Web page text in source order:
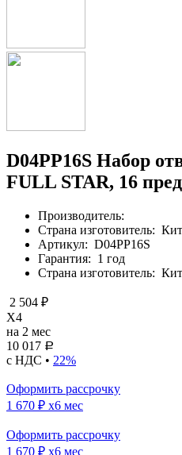
D04PP16S Набор
FULL STAR, 16
Производитель:
Страна изготовитель:
Артикул: D04PP16S
Гарантия: 1 год
Страна изготовитель:
2 504 ₽
X4
на 2 мес
10 017 Р
с НДС • 22%
Оформить рассрочку
1 670 ₽ x6 мес
Оформить рассрочку
1 670 ₽ x6 мес